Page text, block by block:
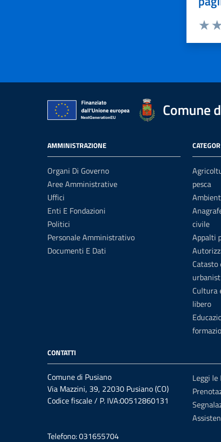
Comune
AMMINISTRAZIONE
Organi Di Governo
Aree Amministrative
Uffici
Enti E Fondazioni
Politici
Personale Amministrativo
Documenti E Dati
pesca
civile
Appalti
Catasto
Cultura
libero
CONTATTI
Comune di Pusiano
Via Mazzini, 39, 22030 Pusiano (CO)
Codice fiscale / P. IVA:00512860131
Telefono: 031655704
Leggi le